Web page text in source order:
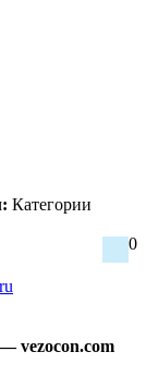
Категории
0
vezocon.com